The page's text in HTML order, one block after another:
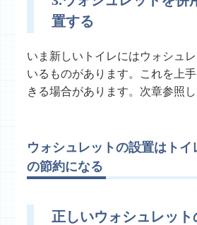
置する
いま新しいトイレにはウォシュ
いるものがあります。これを上
きる場合があります。次章参照し
ウォシュレットの設置はトイ
の節約になる
正しいウォシュレッ